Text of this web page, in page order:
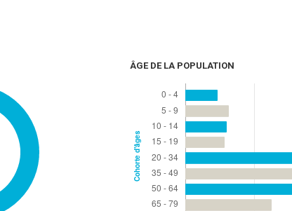
ÂGE DE LA POPULATION